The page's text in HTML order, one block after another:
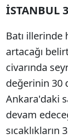
İSTANBUL
Batı illerinde
artacağı
civarında
değerinin 30
Ankara'daki
devam
sıcaklıkların